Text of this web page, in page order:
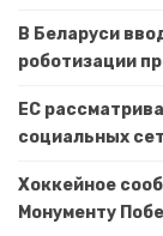
В Беларуси
роботизации
ЕС
социальных
Хоккейное
Монументу